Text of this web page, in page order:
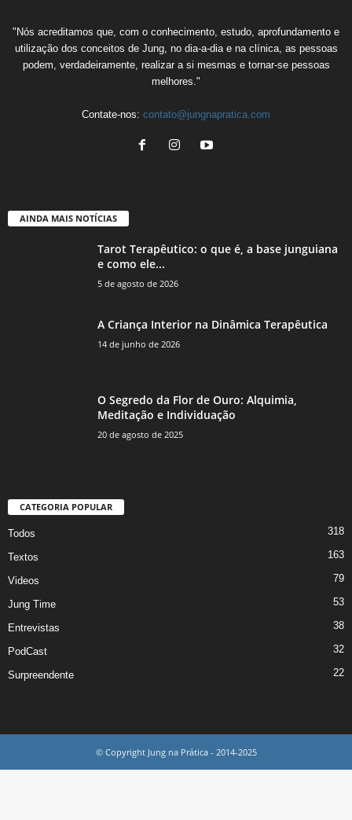
"Nós acreditamos que, com o conhecimento, estudo, aprofundamento e
utilização dos conceitos de Jung, no dia-a-dia e na clínica, as pessoas
podem, verdadeiramente, realizar a si mesmas e tornar-se pessoas
melhores."
Contate-nos: contato@jungnapratica.com
AINDA MAIS NOTÍCIAS
Tarot Terapêutico: o que é, a base junguiana
e como ele...
5 de agosto de 2026
A Criança Interior na Dinâmica Terapêutica
14 de junho de 2026
O Segredo da Flor de Ouro: Alquimia,
Meditação e Individuação
20 de agosto de 2025
CATEGORIA POPULAR
Todos 318
Textos 163
Videos 79
Jung Time 53
Entrevistas 38
PodCast 32
Surpreendente 22
© Copyright Jung na Prática - 2014-2025